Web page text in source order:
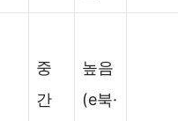
중
간
높음
(e북·